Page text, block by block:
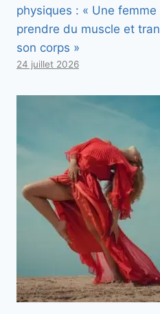
physiques : « Une
prendre du muscle et
son corps »
24 juillet 2026